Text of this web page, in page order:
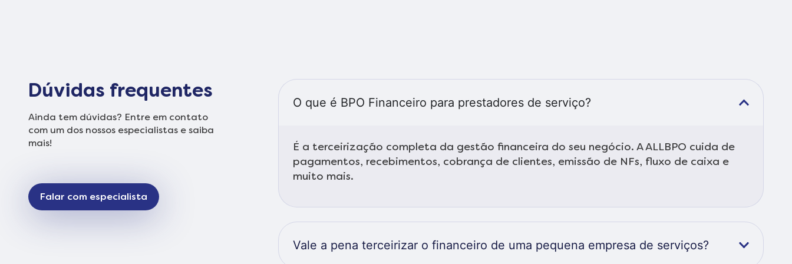
Dúvidas frequentes
Ainda tem dúvidas? Entre em contato
com um dos nossos especialistas e saiba
mais!
Falar com especialista
O que é BPO Financeiro para prestadores de serviço?
É a terceirização completa da gestão financeira do seu negócio. A ALLBPO cuida de
pagamentos, recebimentos, cobrança de clientes, emissão de NFs, fluxo de caixa e
muito mais.
Vale a pena terceirizar o financeiro de uma pequena empresa de serviços?